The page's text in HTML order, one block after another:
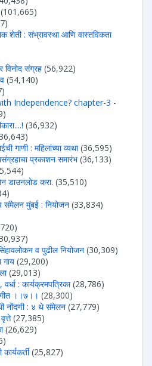
(101,665)
शेती : संभ्रावस्था आणि वास्तविकता
विनोद संग्रह (56,922)
(54,140)
Independence? chapter-3 -
(36,932)
गाणी : महिलांच्या व्यथा (36,595)
प्रकाशन समारंभ (36,133)
डाउनलोड करा. (35,510)
संमेलन मुंबई : नियोजन (33,834)
व पुढील नियोजन (30,309)
गाय (29,200)
(29,013)
: कार्यक्रमपत्रिका (28,786)
।।७।। (28,300)
नोंदणी : ४ थे संमेलन (27,779)
(27,385)
(26,629)
(25,827)